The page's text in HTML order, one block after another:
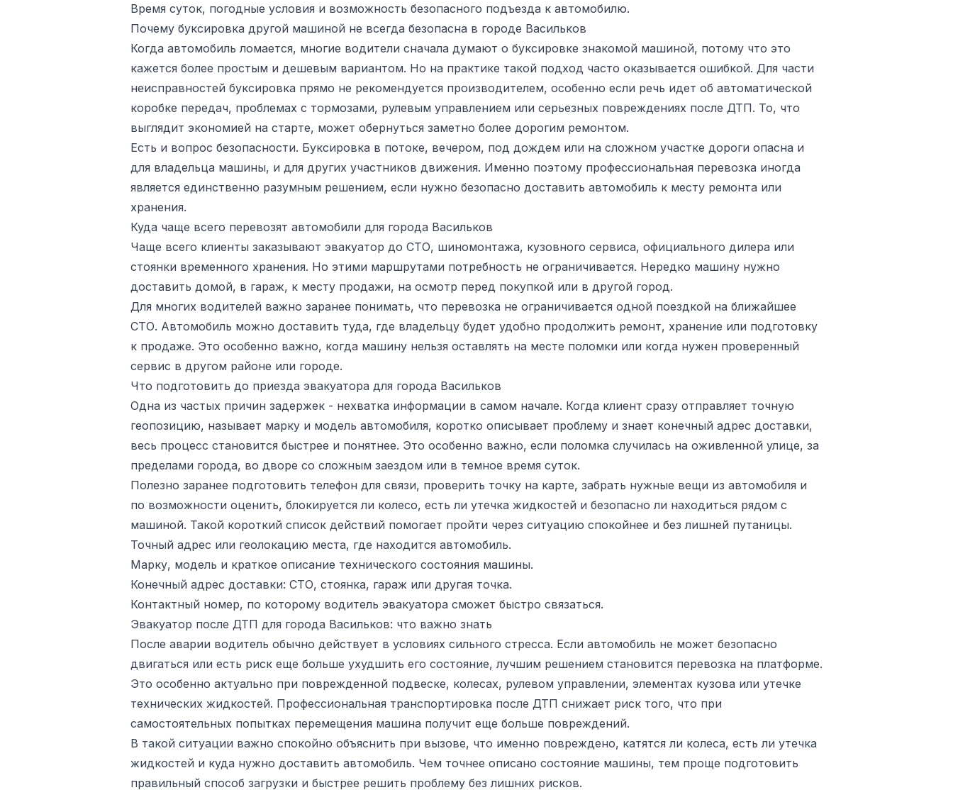
Время суток, погодные условия и возможность безопасного подъезда к автомобилю.
Почему буксировка другой машиной не всегда безопасна в городе Васильков
Когда автомобиль ломается, многие водители сначала думают о буксировке знакомой машиной, потому что это
кажется более простым и дешевым вариантом. Но на практике такой подход часто оказывается ошибкой. Для части
неисправностей буксировка прямо не рекомендуется производителем, особенно если речь идет об автоматической
коробке передач, проблемах с тормозами, рулевым управлением или серьезных повреждениях после ДТП. То, что
выглядит экономией на старте, может обернуться заметно более дорогим ремонтом.
Есть и вопрос безопасности. Буксировка в потоке, вечером, под дождем или на сложном участке дороги опасна и
для владельца машины, и для других участников движения. Именно поэтому профессиональная перевозка иногда
является единственно разумным решением, если нужно безопасно доставить автомобиль к месту ремонта или
хранения.
Куда чаще всего перевозят автомобили для города Васильков
Чаще всего клиенты заказывают эвакуатор до СТО, шиномонтажа, кузовного сервиса, официального дилера или
стоянки временного хранения. Но этими маршрутами потребность не ограничивается. Нередко машину нужно
доставить домой, в гараж, к месту продажи, на осмотр перед покупкой или в другой город.
Для многих водителей важно заранее понимать, что перевозка не ограничивается одной поездкой на ближайшее
СТО. Автомобиль можно доставить туда, где владельцу будет удобно продолжить ремонт, хранение или подготовку
к продаже. Это особенно важно, когда машину нельзя оставлять на месте поломки или когда нужен проверенный
сервис в другом районе или городе.
Что подготовить до приезда эвакуатора для города Васильков
Одна из частых причин задержек - нехватка информации в самом начале. Когда клиент сразу отправляет точную
геопозицию, называет марку и модель автомобиля, коротко описывает проблему и знает конечный адрес доставки,
весь процесс становится быстрее и понятнее. Это особенно важно, если поломка случилась на оживленной улице, за
пределами города, во дворе со сложным заездом или в темное время суток.
Полезно заранее подготовить телефон для связи, проверить точку на карте, забрать нужные вещи из автомобиля и
по возможности оценить, блокируется ли колесо, есть ли утечка жидкостей и безопасно ли находиться рядом с
машиной. Такой короткий список действий помогает пройти через ситуацию спокойнее и без лишней путаницы.
Точный адрес или геолокацию места, где находится автомобиль.
Марку, модель и краткое описание технического состояния машины.
Конечный адрес доставки: СТО, стоянка, гараж или другая точка.
Контактный номер, по которому водитель эвакуатора сможет быстро связаться.
Эвакуатор после ДТП для города Васильков: что важно знать
После аварии водитель обычно действует в условиях сильного стресса. Если автомобиль не может безопасно
двигаться или есть риск еще больше ухудшить его состояние, лучшим решением становится перевозка на платформе.
Это особенно актуально при поврежденной подвеске, колесах, рулевом управлении, элементах кузова или утечке
технических жидкостей. Профессиональная транспортировка после ДТП снижает риск того, что при
самостоятельных попытках перемещения машина получит еще больше повреждений.
В такой ситуации важно спокойно объяснить при вызове, что именно повреждено, катятся ли колеса, есть ли утечка
жидкостей и куда нужно доставить автомобиль. Чем точнее описано состояние машины, тем проще подготовить
правильный способ загрузки и быстрее решить проблему без лишних рисков.